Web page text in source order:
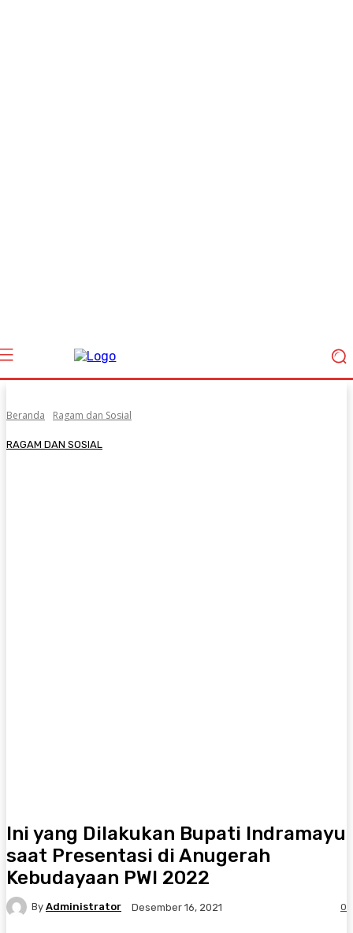
Beranda Ragam dan Sosial
RAGAM DAN SOSIAL
Ini yang Dilakukan Bupati Indramayu
saat Presentasi di Anugerah
Kebudayaan PWI 2022
By Administrator Desember 16, 2021 0